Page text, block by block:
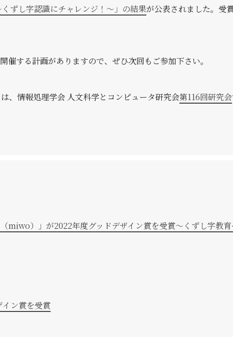
ずし字認識にチャレンジ！〜」の結果が公表されました。受
する計画がありますので、ぜひ次回もご参加下さい。
、情報処理学会 人文科学とコンピュータ研究会第116回研究会
miwo）」が2022年度グッドデザイン賞を受賞～くずし字教
イン賞を受賞